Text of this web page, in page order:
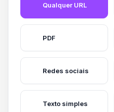
Qualquer URL
PDF
Redes sociais
Texto simples